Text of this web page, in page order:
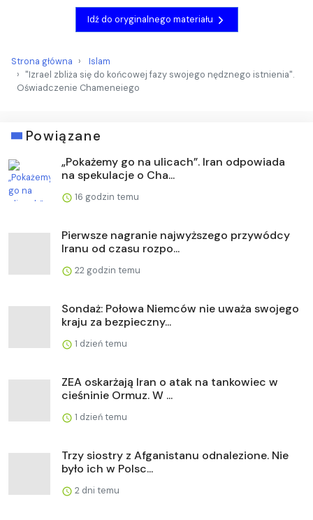
Idź do oryginalnego materiału
Strona główna
Islam
"Izrael zbliża się do końcowej fazy swojego nędznego istnienia".
Oświadczenie Chameneiego
Powiązane
„Pokażemy go na ulicach”. Iran odpowiada
na spekulacje o Cha...
16 godzin temu
Pierwsze nagranie najwyższego przywódcy
Iranu od czasu rozpo...
22 godzin temu
Sondaż: Połowa Niemców nie uważa swojego
kraju za bezpieczny...
1 dzień temu
ZEA oskarżają Iran o atak na tankowiec w
cieśninie Ormuz. W ...
1 dzień temu
Trzy siostry z Afganistanu odnalezione. Nie
było ich w Polsc...
2 dni temu